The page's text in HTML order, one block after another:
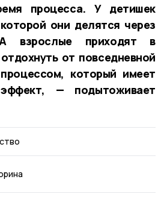
процесса. У детишек
они делятся через
взрослые приходят в
от повседневной
который имеет
— подытоживает